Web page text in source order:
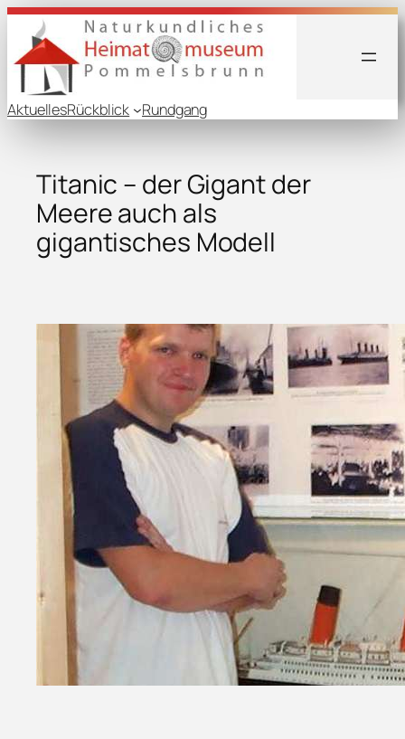
AktuellesRückblick Rundgang
Titanic – der Gigant der
Meere auch als
gigantisches Modell